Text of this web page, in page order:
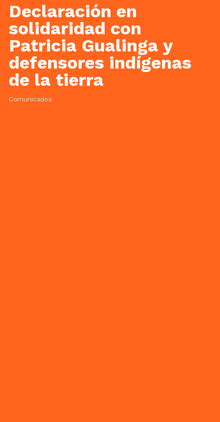
Declaración en
solidaridad con
Patricia Gualinga y
defensores indígenas
de la tierra
Comunicados